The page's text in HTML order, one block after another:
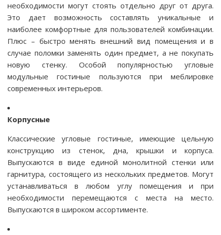
необходимости могут стоять отдельно друг от друга.
Это дает возможность составлять уникальные и
наиболее комфортные для пользователей комбинации.
Плюс – быстро менять внешний вид помещения и в
случае поломки заменять один предмет, а не покупать
новую стенку. Особой популярностью угловые
модульные гостиные пользуются при меблировке
современных интерьеров.
Корпусные
Классические угловые гостиные, имеющие цельную
конструкцию из стенок, дна, крышки и корпуса.
Выпускаются в виде единой монолитной стенки или
гарнитура, состоящего из нескольких предметов. Могут
устанавливаться в любом углу помещения и при
необходимости перемещаются с места на место.
Выпускаются в широком ассортименте.